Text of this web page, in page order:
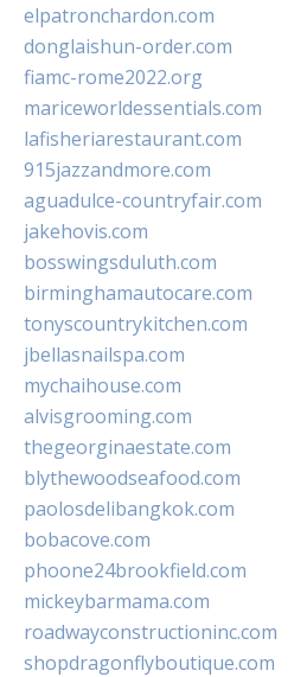
elpatronchardon.com
donglaishun-order.com
fiamc-rome2022.org
mariceworldessentials.com
lafisheriarestaurant.com
915jazzandmore.com
aguadulce-countryfair.com
jakehovis.com
bosswingsduluth.com
birminghamautocare.com
tonyscountrykitchen.com
jbellasnailspa.com
mychaihouse.com
alvisgrooming.com
thegeorginaestate.com
blythewoodseafood.com
paolosdelibangkok.com
bobacove.com
phoone24brookfield.com
mickeybarmama.com
roadwayconstructioninc.com
shopdragonflyboutique.com